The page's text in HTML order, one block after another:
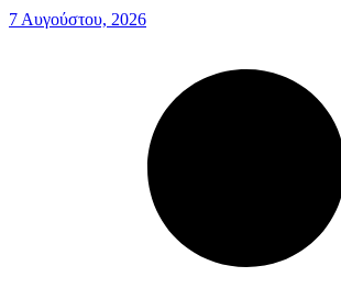
7 Αυγούστου, 2026